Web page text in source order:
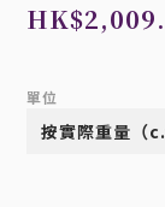
單位